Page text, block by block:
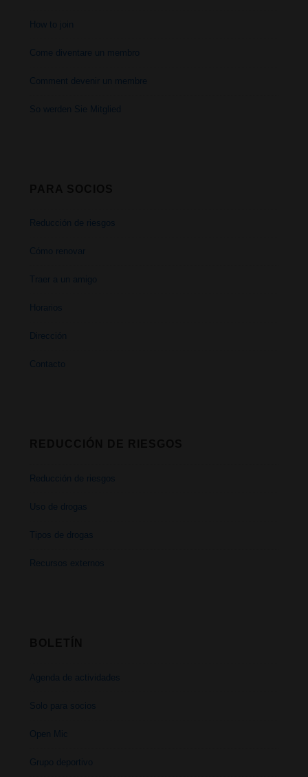
How to join
Come diventare un membro
Comment devenir un membre
So werden Sie Mitglied
Reducción de riesgos
Cómo renovar
Traer a un amigo
Horarios
Dirección
Contacto
Reducción de riesgos
Uso de drogas
Tipos de drogas
Recursos externos
Agenda de actividades
Solo para socios
Open Mic
Grupo deportivo